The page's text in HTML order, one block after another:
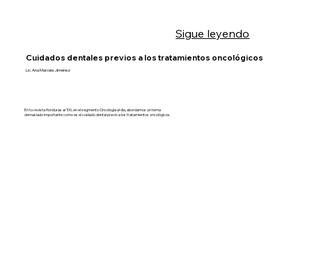
Sigue leyendo
Cuidados dentales previos a los tratamientos oncológicos
Lic. Ana Marcela Jiménez
En tu revista Honduras al 100, en el segmento Oncología al día, abordamos un tema
demasiado importante como es el cuidado dental previo a los tratamientos oncológicos.